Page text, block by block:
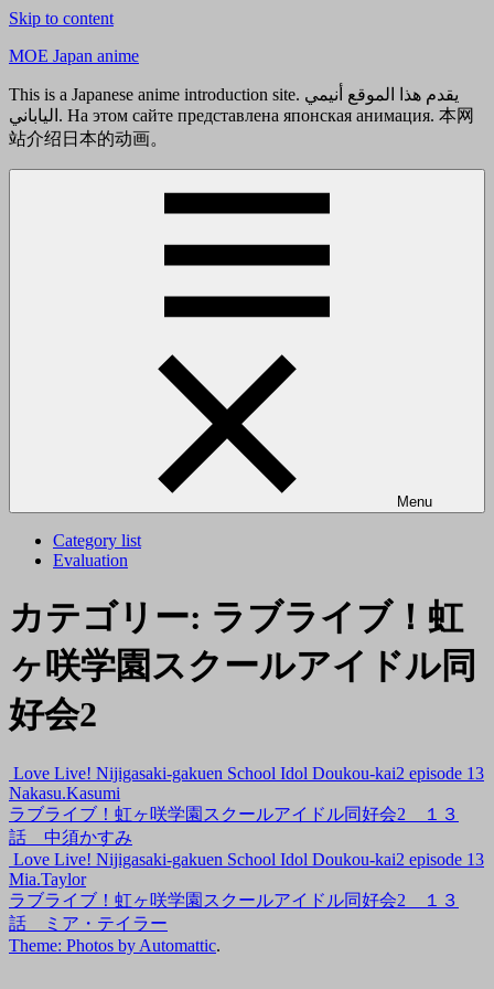
Skip to content
MOE Japan anime
This is a Japanese anime introduction site. يقدم هذا الموقع أنيمي
الياباني. На этом сайте представлена японская анимация. 本网
站介绍日本的动画。
Menu
Category list
Evaluation
カテゴリー: ラブライブ！虹
ヶ咲学園スクールアイドル同
好会2
Love Live! Nijigasaki-gakuen School Idol Doukou-kai2 episode 13
Nakasu.Kasumi
ラブライブ！虹ヶ咲学園スクールアイドル同好会2 １３
話 中須かすみ
Love Live! Nijigasaki-gakuen School Idol Doukou-kai2 episode 13
Mia.Taylor
ラブライブ！虹ヶ咲学園スクールアイドル同好会2 １３
話 ミア・テイラー
Theme: Photos by Automattic.